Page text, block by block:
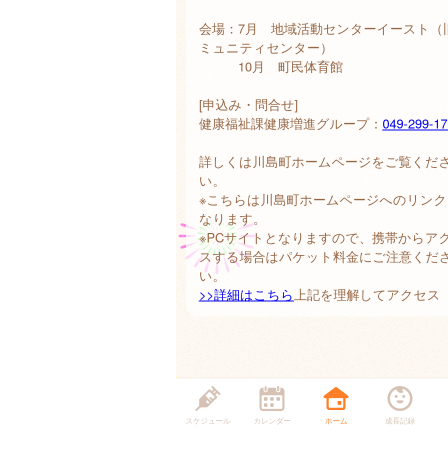
会場：7月 地域活動センターイースト（
ミュニティセンター）
10月 町民体育館
[申込み・問合せ]
健康福祉課健康増進グループ： 049-299-
詳しくは川島町ホームページをご覧くだ
い。
※こちらは川島町ホームページへのリン
なります。
※PCサイトとなりますので、携帯からア
スする場合はパケット料金にご注意くだ
い。
>>詳細はこちら上記を理解してアクセス
スケジュール カレンダー ホーム 成長記録